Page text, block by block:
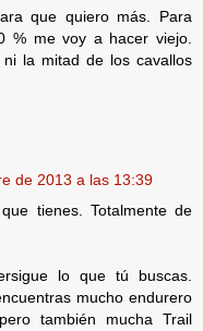
que quiero más. Para
% me voy a hacer viejo.
la mitad de los cavallos
de 2013 a las 13:39
tienes. Totalmente de
lo que tú buscas.
mucho endurero
también mucha Trail